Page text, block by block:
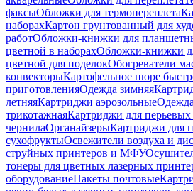
факсыОбложки для термопереплета
наборахКартон грунтованный для
работОбложки-книжки для
цветной в наборахОбложки-книжки
цветной для поделокОбогреватели
конвекторыКартофельное пюре
приготовленияОдежда зимняя
летняяКартриджи аэрозольныеОдежда
трикотажнаяКартриджи для перьевых
чернилаОрганайзерыКартриджи для
сухофруктыОсвежители воздуха и
струйных принтеров и МФУ
тонеры для цветных лазерных
оборудованиеПакеты почтовые